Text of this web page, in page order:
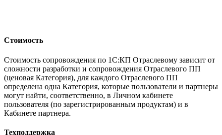
Стоимость
Стоимость сопровождения по 1С:КП Отраслевому зависит от
сложности разработки и сопровождения Отраслевого ПП
(ценовая Категория), для каждого Отраслевого ПП
определена одна Категория, которые пользователи и партнеры
могут найти, соответственно, в Личном кабинете
пользователя (по зарегистрированным продуктам) и в
Кабинете партнера.
Техподдержка